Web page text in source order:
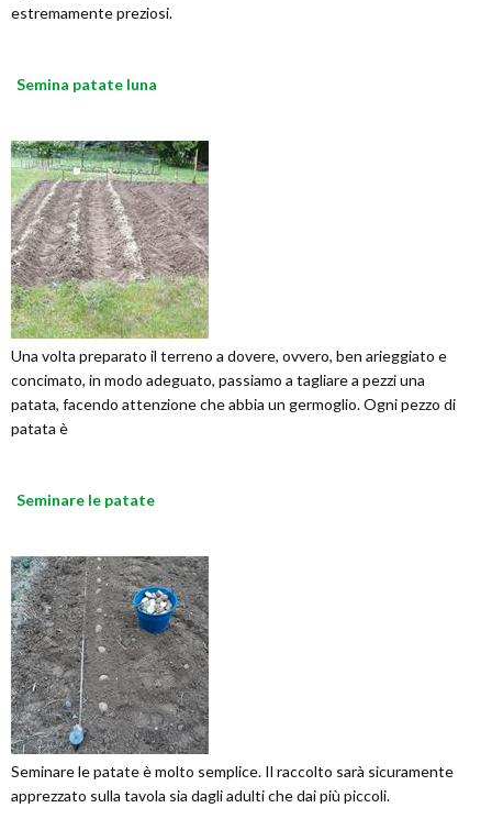
estremamente preziosi.
Semina patate luna
Una volta preparato il terreno a dovere, ovvero, ben arieggiato e
concimato, in modo adeguato, passiamo a tagliare a pezzi una
patata, facendo attenzione che abbia un germoglio. Ogni pezzo di
patata è
Seminare le patate
Seminare le patate è molto semplice. Il raccolto sarà sicuramente
apprezzato sulla tavola sia dagli adulti che dai più piccoli.